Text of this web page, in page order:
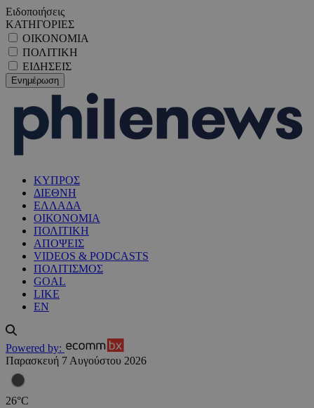
Ειδοποιήσεις
ΚΑΤΗΓΟΡΙΕΣ
ΟΙΚΟΝΟΜΙΑ
ΠΟΛΙΤΙΚΗ
ΕΙΔΗΣΕΙΣ
ΚΥΠΡΟΣ
ΔΙΕΘΝΗ
ΕΛΛΑΔΑ
ΟΙΚΟΝΟΜΙΑ
ΠΟΛΙΤΙΚΗ
ΑΠΟΨΕΙΣ
VIDEOS & PODCASTS
ΠΟΛΙΤΙΣΜΟΣ
GOAL
LIKE
EN
Powered by:
Παρασκευή 7 Αυγούστου 2026
26°C